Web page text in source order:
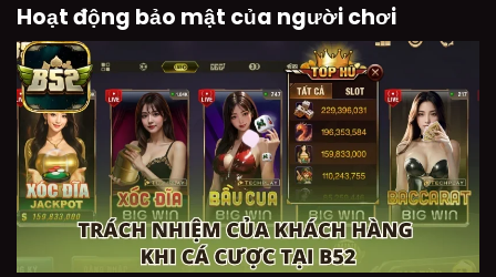
Hoạt động bảo mật của người chơi